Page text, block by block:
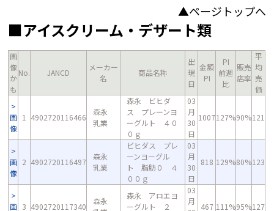
▲ページトップへ
■アイスクリーム・デザート類
画
像
か
も
No. JANCD
メーカー
名
商品名称
出
現
日
金額
PI
PI
前週
比
販売
店率
平
均
売
価
画
像
1 4902720116466
森永
乳業
森永 ビヒダ
ス プレーンヨ
ーグルト ４０
０ｇ
03
月
30
日
1007127%90%121
画
像
2 4902720116497
森永
乳業
ビヒダス プレ
ーンヨーグル
ト 脂肪０ ４
００ｇ
03
月
30
日
818 129%80%123
画 3 4902720117340
森永
森永 アロエヨ
ーグルト ２
03
月
467 111%95%127